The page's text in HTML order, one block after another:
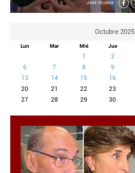
CRIMEN Y CASTIGO
TRAVELLERS
EXPERTOS
GASTRONOMÍA
SALUD
ESCAPARATE
LA SEGUNDA DOSIS
CORONAVIRUS
DIRECTORIOS
JUAN VELARDE
Octubre 2025
Lun Mar Mié Jue
2
6
7 8 9
13
14 15 16
20
21 22 23
27
28 29 30